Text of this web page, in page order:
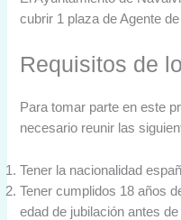
cubrir 1 plaza de Agente
Requisitos de
Para tomar parte en este
necesario reunir las
Tener la nacionalidad
Tener cumplidos 18 años
edad de jubilación antes